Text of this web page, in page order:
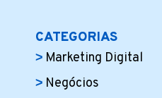
CATEGORIAS
Marketing Digital
Negócios